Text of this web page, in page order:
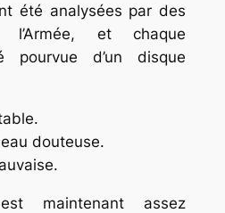
été analysées par des
l’Armée, et chaque
pourvue d’un disque
douteuse.
maintenant assez